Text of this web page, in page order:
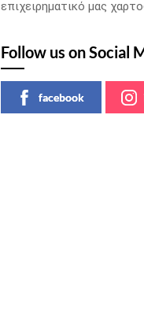
επιχειρηματικό μας
Follow us on Social
facebook